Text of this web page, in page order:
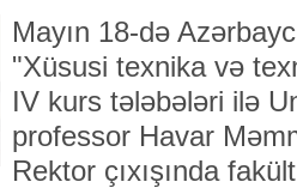
Mayın 18-də
"Xüsusi texnika və
IV kurs tələbələri ilə
professor Havar
Rektor çıxışında